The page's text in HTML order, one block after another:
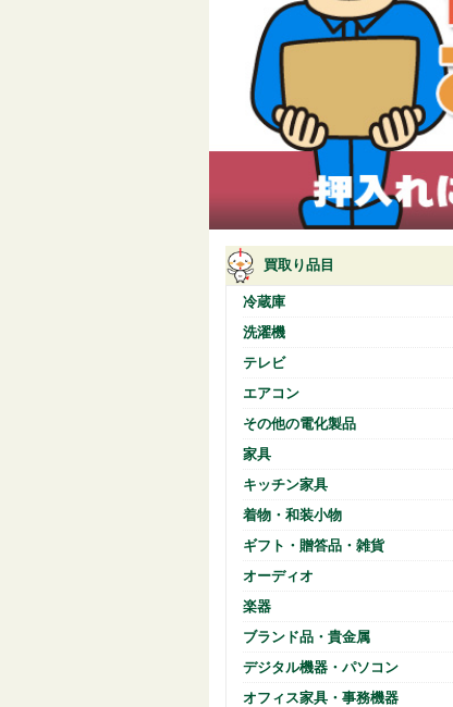
買取り品目
冷蔵庫
洗濯機
テレビ
エアコン
その他の電化製品
家具
キッチン家具
着物・和装小物
ギフト・贈答品・雑貨
オーディオ
楽器
ブランド品・貴金属
デジタル機器・パソコン
オフィス家具・事務機器